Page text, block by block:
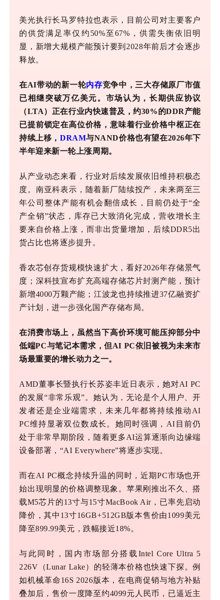
美光执行长马罗特拉也表示，目前公司对主要客户
的供货满足率仅约 50%至67%，供需失衡依旧明
显，新增大规模产能预计要到2028年前后才会逐步
释放。
在AI带动的新一轮内存竞争中，三大存储原厂市值
已相继突破万亿美元。市场认为，长期供应协议
（LTA）正在行业内快速普及，约30%的DDR产能
已提前锁定在高位价格，意味着行业价格中枢正在
持续上移，DRAM与NAND价格也有望在2026年下
半年迎来新一轮上涨周期。
从产业动态来看，行业对后续发展依旧维持积极态
度。南亚科表示，随着新厂陆续投产，未来两至三
年公司整体产能有机会翻倍成长，目前仍处于“全
产全销”状态，库存已大致消化完成，营收增长主
要来自价格上涨，而非出货量增加，后续DDR5出
货占比也将逐步提升。
香农芯创存货规模快速扩大，看好2026年存储景气
度；深科技宣布扩充高端存储芯片封测产能，预计
新增4000万颗产能；江波龙也持续推进37亿融资扩
产计划，进一步强化国产存储布局。
在消费市场上，虽然当下高价环境可能压抑部分中
低端PC与笔记本需求，但AI PC依旧被视为未来市
场最重要的增长动力之一。
AMD董事长暨执行长苏姿丰近日表示，她对AI PC
的发展“非常乐观”。她认为，无论是个人用户、开
发者还是企业端需求，未来几年都将持续推动AI
PC维持显著双位数成长。她同时强调，AI目前仍
处于非常早期阶段，随着更多AI运算逐渐向边缘端
设备部署，“AI Everywhere”将逐步实现。
而在AI PC概念持续升温的同时，近期PC市场也开
始出现明显的价格调整现象。苹果刚推出不久、搭
载M5芯片的13寸与15寸MacBook Air，已率先启动
降价，其中13寸16GB+512GB版本售价由1099美元
降至899.99美元，跌幅接近18%。
与此同时，国内市场部分搭载 Intel Core Ultra 5
226V（Lunar Lake）的轻薄本价格也快速下探。例
如机械革命16S 2026版本，在电商促销与地方补贴
叠加后，售价一度降至约4099元人民币，已逼近主